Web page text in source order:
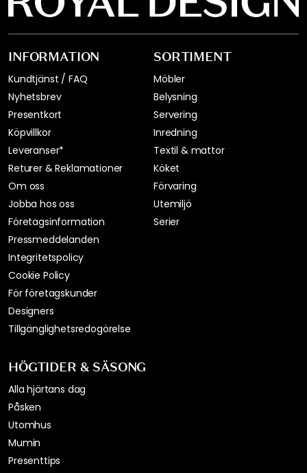
INFORMATION
Kundtjänst / FAQ
Nyhetsbrev
Presentkort
Köpvillkor
Leveranser*
Returer & Reklamationer
Om oss
Jobba hos oss
Företagsinformation
Pressmeddelanden
Integritetspolicy
Cookie Policy
För företagskunder
Designers
Tillgänglighetsredogörelse
SORTIMENT
Möbler
Belysning
Servering
Inredning
Textil & mattor
Köket
Förvaring
Utemiljö
Serier
HÖGTIDER & SÄSONG
Alla hjärtans dag
Påsken
Utomhus
Mumin
Presenttips